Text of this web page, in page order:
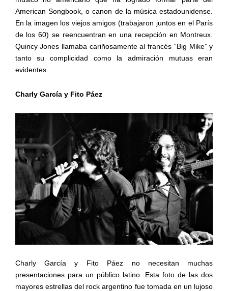
American Songbook, o canon de la música estadounidense.
En la imagen los viejos amigos (trabajaron juntos en el París
de los 60) se reencuentran en una recepción en Montreux.
Quincy Jones llamaba cariñosamente al francés “Big Mike” y
tanto su complicidad como la admiración mutuas eran
evidentes.
Charly García y Fito Páez
Charly García y Fito Páez no necesitan muchas
presentaciones para un público latino. Esta foto de las dos
mayores estrellas del rock argentino fue tomada en un lujoso